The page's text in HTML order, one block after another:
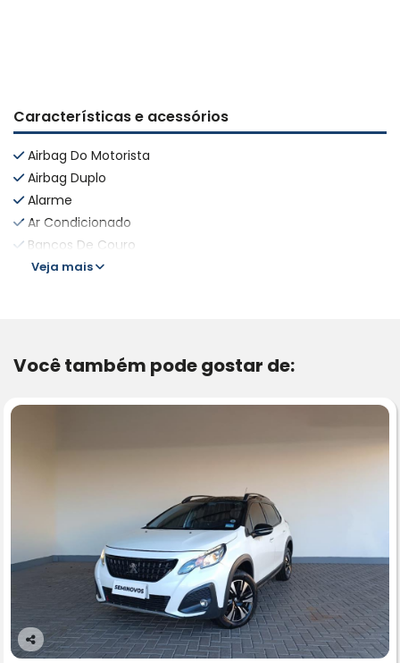
Características e acessórios
Airbag Do Motorista
Airbag Duplo
Alarme
Ar Condicionado
Bancos De Couro
Veja mais
Você também pode gostar de:
Co